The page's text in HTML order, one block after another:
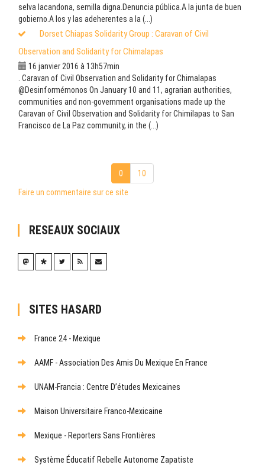
selva lacandona, semilla digna.Denuncia pública.A la junta de buen
gobierno.A los y las adeherentes a la (...)
Dorset Chiapas Solidarity Group : Caravan of Civil
Observation and Solidarity for Chimalapas
16 janvier 2016 à 13h57min
. Caravan of Civil Observation and Solidarity for Chimalapas
@Desinformémonos On January 10 and 11, agrarian authorities,
communities and non-government organisations made up the
Caravan of Civil Observation and Solidarity for Chimilapas to San
Francisco de La Paz community, in the (...)
0
10
Faire un commentaire sur ce site
RESEAUX SOCIAUX
SITES HASARD
France 24 - Mexique
AAMF - Association Des Amis Du Mexique En France
UNAM-Francia : Centre D’études Mexicaines
Maison Universitaire Franco-Mexicaine
Mexique - Reporters Sans Frontières
Système Éducatif Rebelle Autonome Zapatiste